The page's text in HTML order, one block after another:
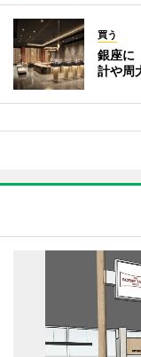
買う
銀座に
計や周